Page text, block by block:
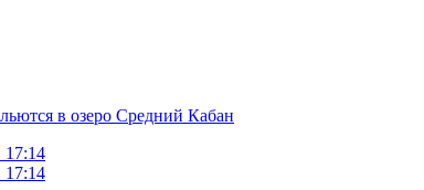
в озеро Средний Кабан
17:14
17:14